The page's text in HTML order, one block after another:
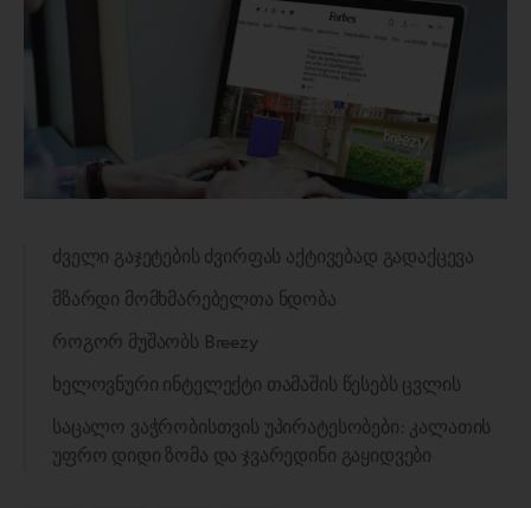
ძველი გაჯეტების ძვირფას აქტივებად გადაქცევა
მზარდი მომხმარებელთა ნდობა
როგორ მუშაობს Breezy
ხელოვნური ინტელექტი თამაშის წესებს ცვლის
საცალო ვაჭრობისთვის უპირატესობები: კალათის
უფრო დიდი ზომა და ჯვარედინი გაყიდვები